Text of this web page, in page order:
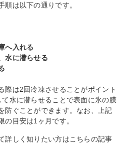
順は以下の通りです。
へ入れる
水に潜らせる
際は2回冷凍させることがポイント
水に潜らせることで表面に氷の膜
防ぐことができます。なお、上記
の目安は1ヶ月です。
詳しく知りたい方はこちらの記事